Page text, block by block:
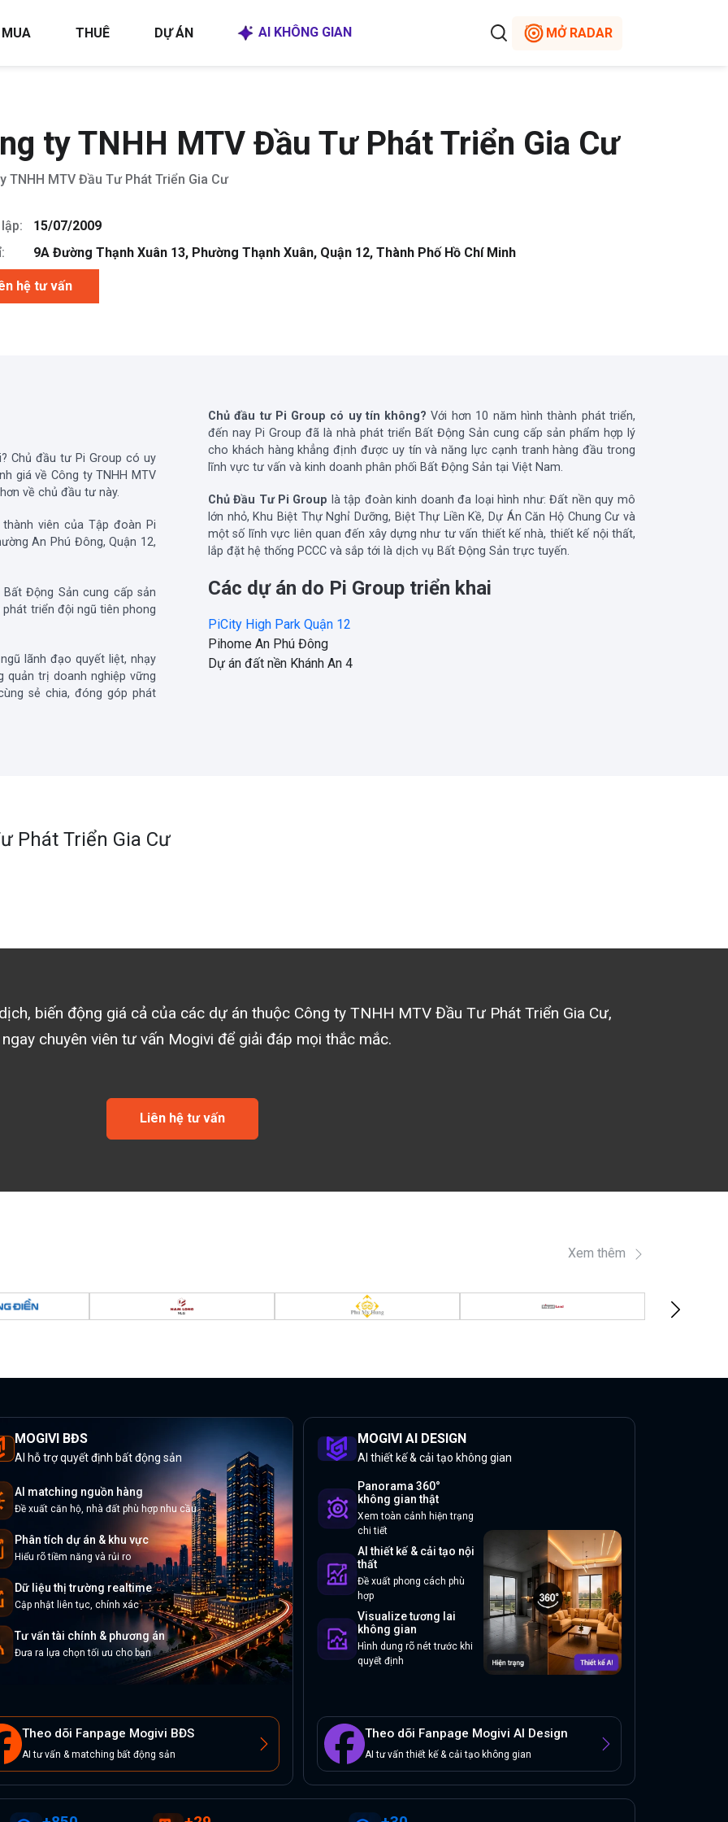
MUA THUÊ DỰ ÁN AI KHÔNG GIAN MỞ RADAR
ty TNHH MTV Đầu Tư Phát Triển Gia Cư
TNHH MTV Đầu Tư Phát Triển Gia Cư
15/07/2009
9A Đường Thạnh Xuân 13, Phường Thạnh Xuân, Quận 12, Thành Phố Hồ Chí Minh
hệ tư vấn
Chủ đầu tư Pi Group có uy
giá về Công ty TNHH MTV
về chủ đầu tư này.
viên của Tập đoàn Pi
An Phú Đông, Quận 12,
Động Sản cung cấp sản
triển đội ngũ tiên phong
lãnh đạo quyết liệt, nhạy
quản trị doanh nghiệp vững
sẻ chia, đóng góp phát
Chủ đầu tư Pi Group có uy tín không? Với hơn 10 năm hình thành phát triển,
đến nay Pi Group đã là nhà phát triển Bất Động Sản cung cấp sản phẩm hợp lý
cho khách hàng khẳng định được uy tín và năng lực cạnh tranh hàng đầu trong
lĩnh vực tư vấn và kinh doanh phân phối Bất Động Sản tại Việt Nam.
Chủ Đầu Tư Pi Group là tập đoàn kinh doanh đa loại hình như: Đất nền quy mô
lớn nhỏ, Khu Biệt Thự Nghỉ Dưỡng, Biệt Thự Liền Kề, Dự Án Căn Hộ Chung Cư và
một số lĩnh vực liên quan đến xây dựng như tư vấn thiết kế nhà, thiết kế nội thất,
lắp đặt hệ thống PCCC và sắp tới là dịch vụ Bất Động Sản trực tuyến.
Các dự án do Pi Group triển khai
PiCity High Park Quận 12
Pihome An Phú Đông
Dự án đất nền Khánh An 4
Phát Triển Gia Cư
biến động giá cả của các dự án thuộc Công ty TNHH MTV Đầu Tư Phát Triển Gia Cư,
chuyên viên tư vấn Mogivi để giải đáp mọi thắc mắc.
Liên hệ tư vấn
Xem thêm
MOGIVI BĐS
AI hỗ trợ quyết định bất động sản
AI matching nguồn hàng
Đề xuất căn hộ, nhà đất phù hợp nhu cầu
Phân tích dự án & khu vực
Hiểu rõ tiềm năng và rủi ro
Dữ liệu thị trường realtime
Cập nhật liên tục, chính xác
Tư vấn tài chính & phương án
Đưa ra lựa chọn tối ưu cho bạn
Theo dõi Fanpage Mogivi BĐS
AI tư vấn & matching bất động sản
MOGIVI AI DESIGN
AI thiết kế & cải tạo không gian
Panorama 360°
không gian thật
Xem toàn cảnh hiện trạng
chi tiết
AI thiết kế & cải tạo nội
thất
Đề xuất phong cách phù
hợp
Visualize tương lai
không gian
Hình dung rõ nét trước khi
quyết định
Theo dõi Fanpage Mogivi AI Design
AI tư vấn thiết kế & cải tạo không gian